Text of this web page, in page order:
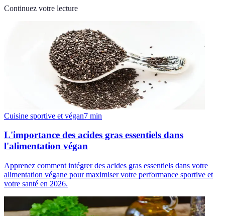
Continuez votre lecture
Cuisine sportive et végan7 min
L'importance des acides gras essentiels dans
l'alimentation végan
Apprenez comment intégrer des acides gras essentiels dans votre
alimentation végane pour maximiser votre performance sportive et
votre santé en 2026.